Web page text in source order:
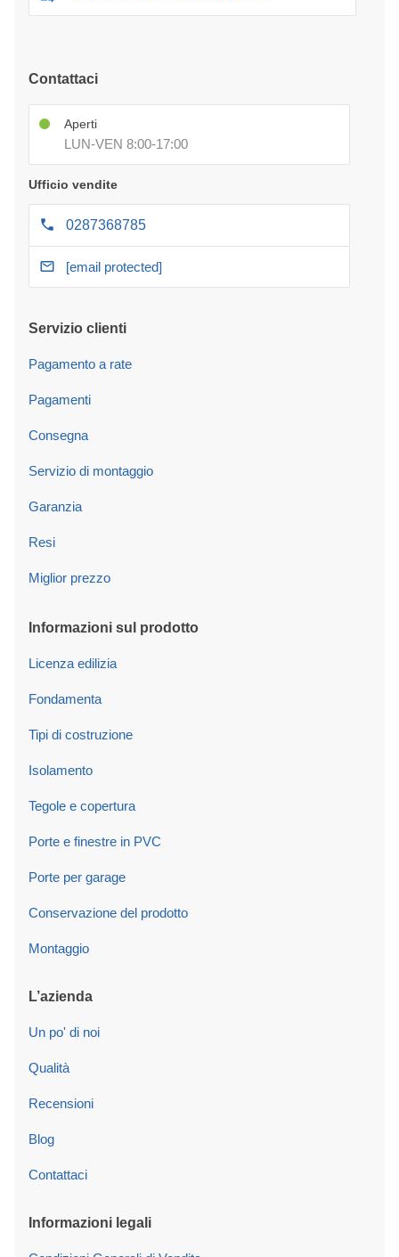
Contattaci
Aperti
LUN-VEN 8:00-17:00
Ufficio vendite
0287368785
[email protected]
Servizio clienti
Pagamento a rate
Pagamenti
Consegna
Servizio di montaggio
Garanzia
Resi
Miglior prezzo
Informazioni sul prodotto
Licenza edilizia
Fondamenta
Tipi di costruzione
Isolamento
Tegole e copertura
Porte e finestre in PVC
Porte per garage
Conservazione del prodotto
Montaggio
L’azienda
Un po' di noi
Qualità
Recensioni
Blog
Contattaci
Informazioni legali